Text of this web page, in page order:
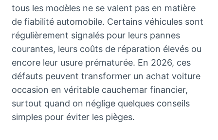
tous les modèles ne se valent pas en matière
de fiabilité automobile. Certains véhicules sont
régulièrement signalés pour leurs pannes
courantes, leurs coûts de réparation élevés ou
encore leur usure prématurée. En 2026, ces
défauts peuvent transformer un achat voiture
occasion en véritable cauchemar financier,
surtout quand on néglige quelques conseils
simples pour éviter les pièges.